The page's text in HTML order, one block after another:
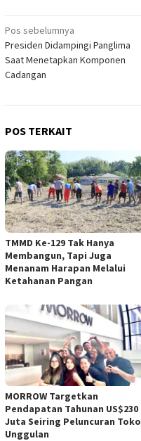
Navigasi
pos
Pos sebelumnya
Presiden Didampingi Panglima
Saat Menetapkan Komponen
Cadangan
POS TERKAIT
TMMD Ke-129 Tak Hanya
Membangun, Tapi Juga
Menanam Harapan Melalui
Ketahanan Pangan
MORROW Targetkan
Pendapatan Tahunan US$230
Juta Seiring Peluncuran Toko
Unggulan